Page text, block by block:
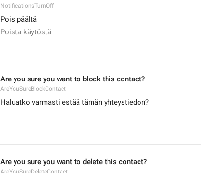
NotificationsTurnOff
Pois päältä
Poista käytöstä
Are you sure you want to block this contact?
AreYouSureBlockContact
Haluatko varmasti estää tämän yhteystiedon?
Are you sure you want to delete this contact?
AreYouSureDeleteContact